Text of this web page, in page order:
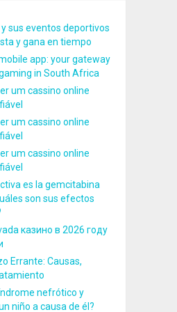
sus eventos deportivos
y gana en tiempo
app: your gateway
in South Africa
um cassino online
um cassino online
um cassino online
es la gemcitabina
son sus efectos
казино в 2026 году
Errante: Causas,
nefrótico y
niño a causa de él?